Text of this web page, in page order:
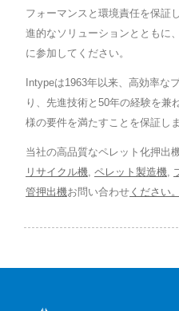
フォーマンスと環境責任を保証
進的なソリューションとともに
に参加してください。
Intypeは1963年以来、高効率な
り、先進技術と50年の経験を兼
様の要件を満たすことを保証しま
当社の高品質なペレット化押出
リサイクル機 ペレット製造機
管押出機お問い合わせ ください。